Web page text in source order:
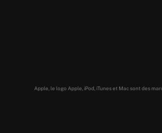
Apple, le logo Apple, iPod, iTunes et Mac sont des